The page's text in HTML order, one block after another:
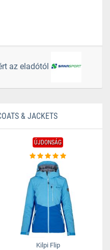
az eladótól
& JACKETS
ÚJDONSÁG
Kilpi Flip